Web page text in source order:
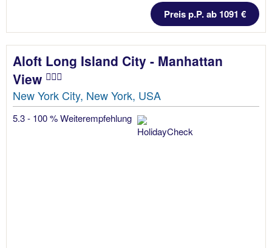
Preis p.P. ab 1091 €
Aloft Long Island City - Manhattan
View
New York City, New York, USA
5.3 - 100 % Weiterempfehlung